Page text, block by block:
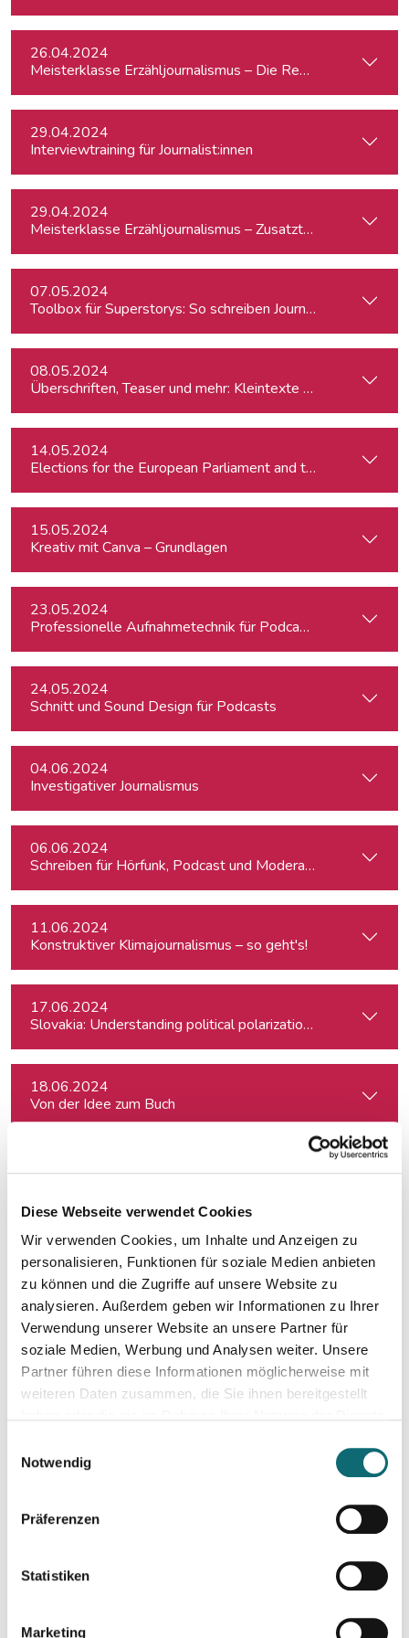
Diese Webseite verwendet Cookies
Wir verwenden Cookies, um Inhalte und Anzeigen zu
personalisieren, Funktionen für soziale Medien anbieten
zu können und die Zugriffe auf unsere Website zu
analysieren. Außerdem geben wir Informationen zu Ihrer
Verwendung unserer Website an unsere Partner für
soziale Medien, Werbung und Analysen weiter. Unsere
Partner führen diese Informationen möglicherweise mit
weiteren Daten zusammen, die Sie ihnen bereitgestellt
Notwendig
Präferenzen
Statistiken
Marketing
26.04.2024
Meisterklasse Erzähljournalismus – Die
29.04.2024
Interviewtraining für Journalist:innen
29.04.2024
Meisterklasse Erzähljournalismus – Zusatztermin
07.05.2024
Toolbox für Superstorys: So schreiben Journalist:innen
08.05.2024
Überschriften, Teaser und mehr: Kleintexte einfach besser
14.05.2024
15.05.2024
Kreativ mit Canva – Grundlagen
23.05.2024
Professionelle Aufnahmetechnik für Podcasts
24.05.2024
Schnitt und Sound Design für Podcasts
04.06.2024
Investigativer Journalismus
06.06.2024
Schreiben für Hörfunk, Podcast und Moderation
11.06.2024
Konstruktiver Klimajournalismus – so geht's!
17.06.2024
Slovakia: Understanding political polarizations and their
18.06.2024
Von der Idee zum Buch
24.06.2024
Auftritt vor der Kamera – souverän und authentisch
02.07.2024
Elections in the United Kingdom: Understanding Voters’
18.07.2024
Spontanes Angebot: Meisterklasse Erzähljournalismus –
Netzwerk Klimajournalismus: Press Briefing zur
In Dialogue with Bundesheer Colonel Dr. Markus Reisner -